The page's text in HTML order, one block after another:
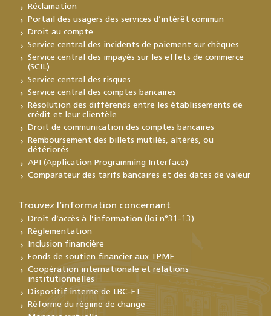
Réclamation
Portail des usagers des services d’intérêt commun
Droit au compte
Service central des incidents de paiement sur chèques
Service central des impayés sur les effets de commerce
(SCIL)
Service central des risques
Service central des comptes bancaires
Résolution des différends entre les établissements de
crédit et leur clientèle
Droit de communication des comptes bancaires
Remboursement des billets mutilés, altérés, ou
détériorés
API (Application Programming Interface)
Comparateur des tarifs bancaires et des dates de valeur
Trouvez l’information concernant
Droit d’accès à l’information (loi n°31-13)
Réglementation
Inclusion financière
Fonds de soutien financier aux TPME
Coopération internationale et relations
institutionnelles
Dispositif interne de LBC-FT
Réforme du régime de change